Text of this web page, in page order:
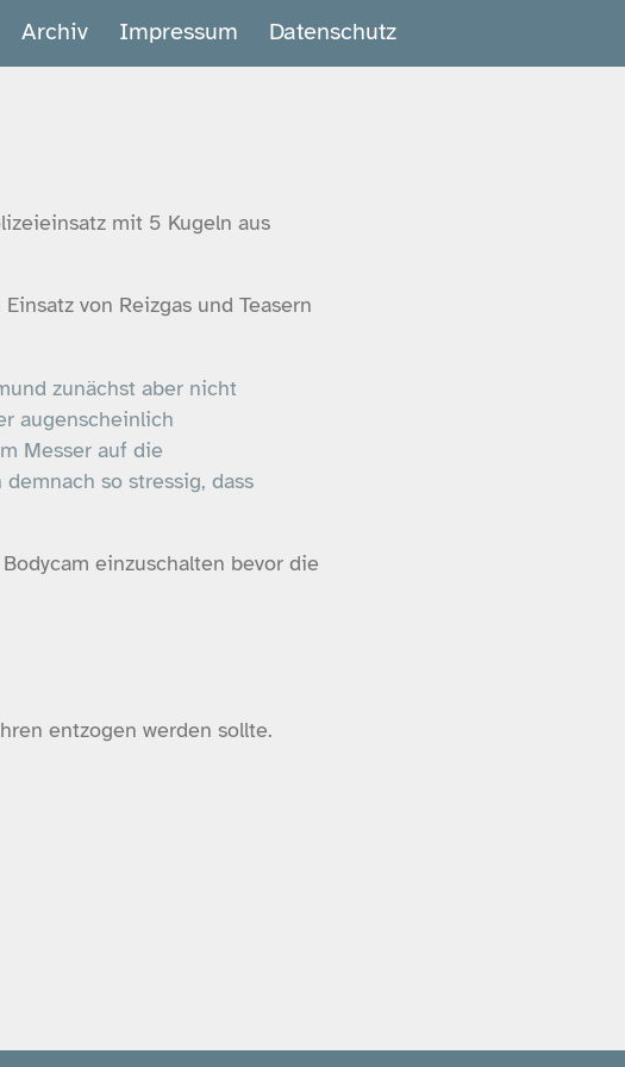
Archiv Impressum Datenschutz
mit 5 Kugeln aus
von Reizgas und Teasern
zunächst aber nicht
augenscheinlich
Messer auf die
so stressig, dass
einzuschalten bevor die
entzogen werden sollte.